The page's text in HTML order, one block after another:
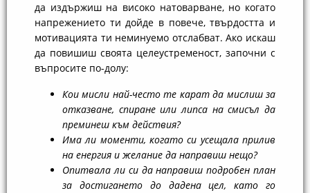
да издържиш на високо натоварване, но когато
напрежението ти дойде в повече, твърдостта и
мотивацията ти неминуемо отслабват. Ако искаш
да повишиш своята целеустременост, започни с
въпросите по-долу:
Кои мисли най-често те карат да мислиш за
отказване, спиране или липса на смисъл да
преминеш към действия?
Има ли моменти, когато си усещала прилив
на енергия и желание да направиш нещо?
Опитвала ли си да направиш подробен план
за достигането до дадена цел, като го